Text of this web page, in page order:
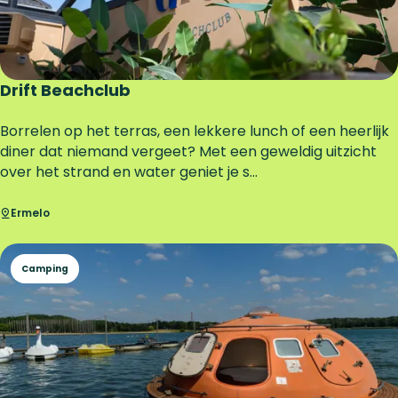
o
u
s
e
Drift Beachclub
D
r
i
t
e
a
c
h
c
l
u
Borrelen op het terras, een lekkere lunch of een heerlijk
diner dat niemand vergeet? Met een geweldig uitzicht
over het strand en water geniet je s...
Ermelo
Camping